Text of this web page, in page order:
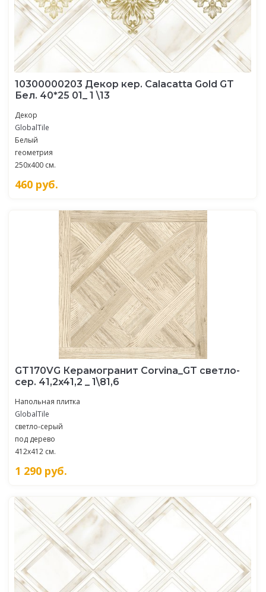
10300000203 Декор кер. Calacatta Gold GT
Бел. 40*25 01_ 1 \13
Декор
GlobalTile
Белый
геометрия
250x400 см.
460 руб.
GT170VG Керамогранит Corvina_GT светло-
сер. 41,2x41,2 _ 1\81,6
Напольная плитка
GlobalTile
светло-серый
под дерево
412x412 см.
1 290 руб.